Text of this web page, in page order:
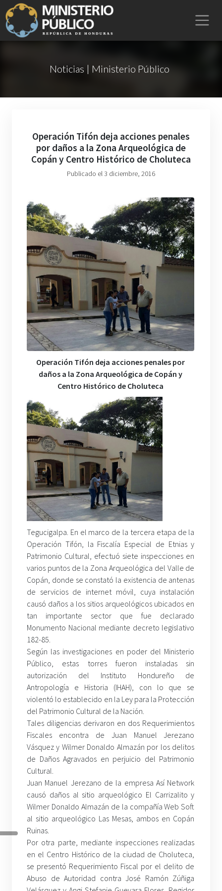
Noticias | Ministerio Público
Operación Tifón deja acciones penales
por daños a la Zona Arqueológica de
Copán y Centro Histórico de Choluteca
Publicado el 3 diciembre, 2016
Operación Tifón deja acciones penales por
daños a la Zona Arqueológica de Copán y
Centro Histórico de Choluteca
Tegucigalpa. En el marco de la tercera etapa de la
Operación Tifón, la Fiscalía Especial de Etnias y
Patrimonio Cultural, efectuó siete inspecciones en
varios puntos de la Zona Arqueológica del Valle de
Copán, donde se constató la existencia de antenas
de servicios de internet móvil, cuya instalación
causó daños a los sitios arqueológicos ubicados en
tan importante sector que fue declarado
Monumento Nacional mediante decreto legislativo
182-85.
Según las investigaciones en poder del Ministerio
Público, estas torres fueron instaladas sin
autorización del Instituto Hondureño de
Antropología e Historia (IHAH), con lo que se
violentó lo establecido en la Ley para la Protección
del Patrimonio Cultural de la Nación.
Tales diligencias derivaron en dos Requerimientos
Fiscales encontra de Juan Manuel Jerezano
Vásquez y Wilmer Donaldo Almazán por los delitos
de Daños Agravados en perjuicio del Patrimonio
Cultural.
Juan Manuel Jerezano de la empresa Así Network
causó daños al sitio arqueológico El Carrizalito y
Wilmer Donaldo Almazán de la compañía Web Soft
al sitio arqueológico Las Mesas, ambos en Copán
Ruinas.
Por otra parte, mediante inspecciones realizadas
en el Centro Histórico de la ciudad de Choluteca,
se presentó Requerimiento Fiscal por el delito de
Abuso de Autoridad contra José Ramón Zúñiga